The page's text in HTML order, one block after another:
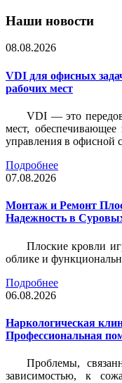
Наши новости
08.08.2026
VDI для офисных
рабочих мест
VDI — это
мест,
управления в офисной
Подробнее
07.08.2026
Монтаж и Ремонт
Надежность в
Плоские кровли
облике и
Подробнее
06.08.2026
Наркологическая
Профессиональная
Проблемы,
зависимостью, к